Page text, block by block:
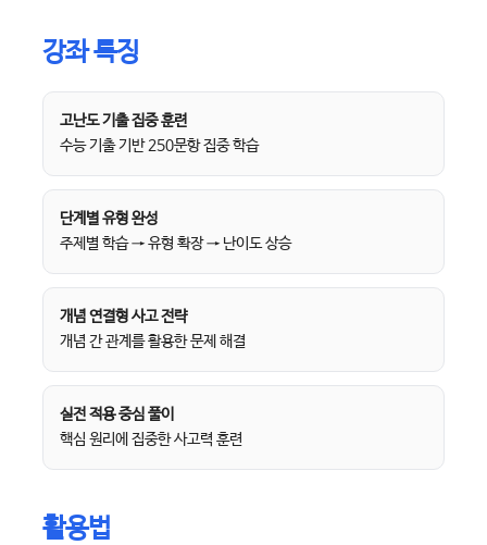
강좌 특징
고난도 기출 집중 훈련
수능 기출 기반 250문항 집중 학습
단계별 유형 완성
주제별 학습 → 유형 확장 → 난이도 상승
개념 연결형 사고 전략
개념 간 관계를 활용한 문제 해결
실전 적용 중심 풀이
핵심 원리에 집중한 사고력 훈련
활용법